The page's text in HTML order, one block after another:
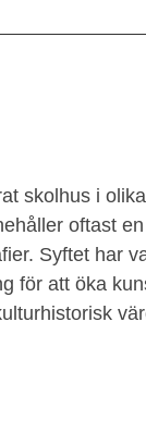
skolhus i
oftast
Syftet har
för att öka